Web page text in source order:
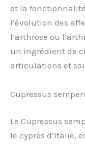
et la
l’évolution des
l’arthrose ou
un ingrédient de
articulations et
Cupressus
Le Cupressus
le cyprès d’Italie,